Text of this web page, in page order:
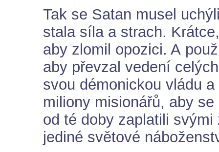
Tak se Satan musel
stala síla a strach.
aby zlomil opozici. A
aby převzal vedení
svou démonickou vládu
miliony misionářů, aby
od té doby zaplatili
jediné světové